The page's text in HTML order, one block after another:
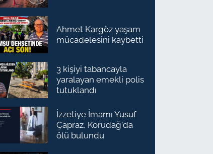
Ahmet Kargöz yaşam
mücadelesini kaybetti
3 kişiyi tabancayla
yaralayan emekli polis
tutuklandı
İzzetiye İmamı Yusuf
Çapraz, Korudağ'da
ölü bulundu